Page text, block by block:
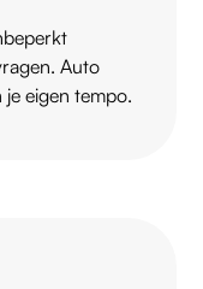
Auto
eigen tempo.